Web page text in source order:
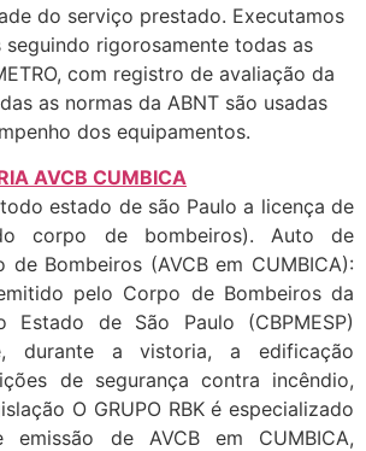
do serviço prestado. Executamos
rigorosamente todas as
com registro de avaliação da
as normas da ABNT são usadas
dos equipamentos.
AVCB CUMBICA
estado de são Paulo a licença de
corpo de bombeiros). Auto de
Bombeiros (AVCB em CUMBICA):
pelo Corpo de Bombeiros da
Estado de São Paulo (CBPMESP)
durante a vistoria, a edificação
de segurança contra incêndio,
O GRUPO RBK é especializado
emissão de AVCB em CUMBICA,